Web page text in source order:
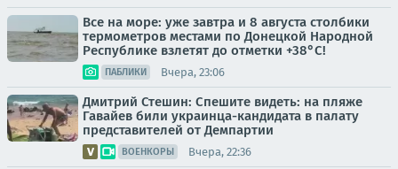
Все на море: уже завтра и 8 августа столбики
термометров местами по Донецкой Народной
Республике взлетят до отметки +38°C!
ПАБЛИКИ Вчера, 23:06
Дмитрий Стешин: Спешите видеть: на пляже
Гавайев били украинца-кандидата в палату
представителей от Демпартии
ВОЕНКОРЫ Вчера, 22:36